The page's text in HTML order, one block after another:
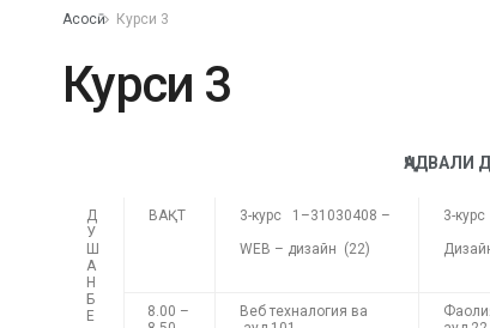
Асосӣ Курси 3
Курси 3
ҶАДВАЛИ
Д
У
Ш
А
Н
Б
Е
ВАҚТ 3-курс 1–31030408 –
WEB – дизайн (22)
3-
8.00 –
Веб техналогия ва